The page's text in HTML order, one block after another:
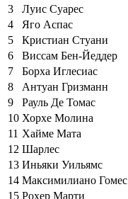
3
Луис Суарес
4
Яго Аспас
5
Кристиан Стуани
6
Виссам Бен-Йеддер
7
Борха Иглесиас
8
Антуан Гризманн
9
Рауль Де Томас
10 Хорхе Молина
11 Хайме Мата
12 Шарлес
13 Иньяки Уильямс
14 Максимилиано Гомес
15 Рохер Марти